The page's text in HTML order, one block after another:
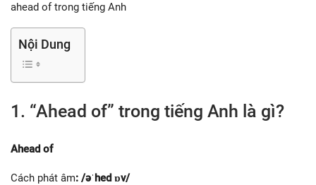
ahead of trong tiếng Anh
Nội Dung
1. “Ahead of” trong tiếng Anh là gì?
Ahead of
Cách phát âm: /əˈhed ɒv/